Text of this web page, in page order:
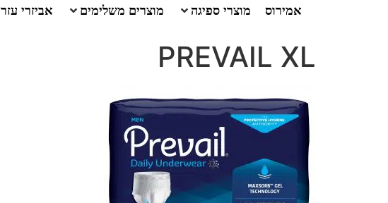
אמירוס מוצרי ספיגה מוצרים משלימים אביזרי עזר
PREVAIL XL